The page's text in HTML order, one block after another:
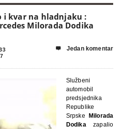
i kvar na hladnjaku :
Milorada Dodika
 Jedan komentar
Službeni
automobil
predsjednika
Republike
Srpske Milorada
Dodika zapalio